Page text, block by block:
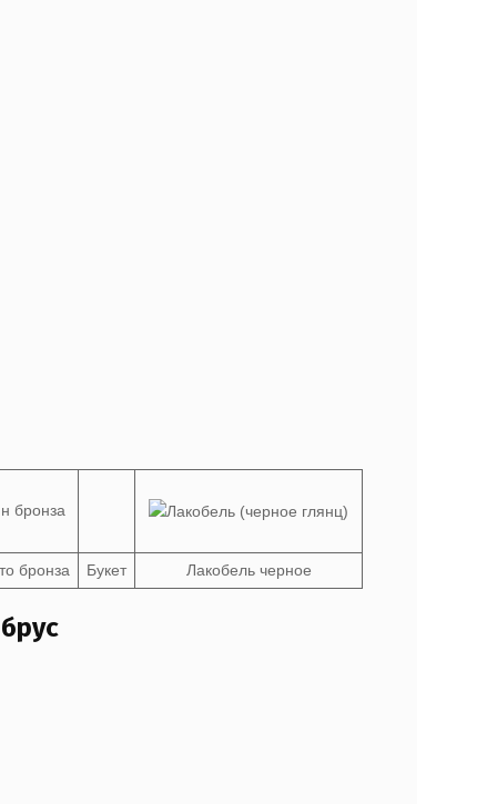
бронза Букет Лакобель черное